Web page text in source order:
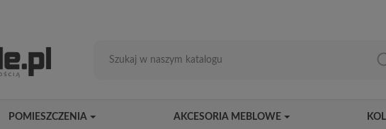
POMIESZCZENIA AKCESORIA MEBLOWE